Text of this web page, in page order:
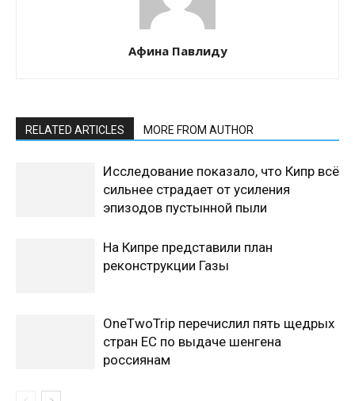
Афина Павлиду
RELATED ARTICLES MORE FROM AUTHOR
Исследование показало, что Кипр всё
сильнее страдает от усиления
эпизодов пустынной пыли
На Кипре представили план
реконструкции Газы
OneTwoTrip перечислил пять щедрых
стран ЕС по выдаче шенгена
россиянам